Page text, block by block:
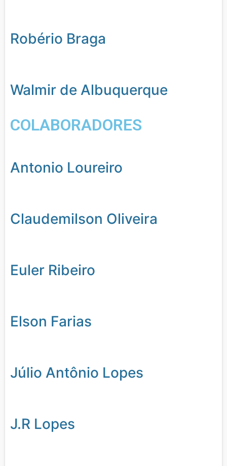
Robério Braga
Walmir de Albuquerque
COLABORADORES
Antonio Loureiro
Claudemilson Oliveira
Euler Ribeiro
Elson Farias
Júlio Antônio Lopes
J.R Lopes